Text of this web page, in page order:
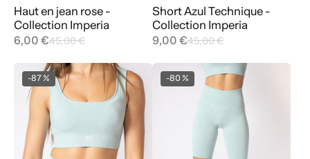
Haut en jean rose -
Collection Imperia
6,00 €45,00 €
Short Azul Technique -
Collection Imperia
9,00 €45,00 €
-87 % -80 %